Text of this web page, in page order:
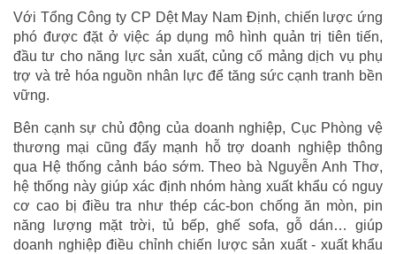
Với Tổng Công ty CP Dệt May Nam Định, chiến lược ứng
phó được đặt ở việc áp dụng mô hình quản trị tiên tiến,
đầu tư cho năng lực sản xuất, củng cố mảng dịch vụ phụ
trợ và trẻ hóa nguồn nhân lực để tăng sức cạnh tranh bền
vững.
Bên cạnh sự chủ động của doanh nghiệp, Cục Phòng vệ
thương mại cũng đẩy mạnh hỗ trợ doanh nghiệp thông
qua Hệ thống cảnh báo sớm. Theo bà Nguyễn Anh Thơ,
hệ thống này giúp xác định nhóm hàng xuất khẩu có nguy
cơ cao bị điều tra như thép các-bon chống ăn mòn, pin
năng lượng mặt trời, tủ bếp, ghế sofa, gỗ dán… giúp
doanh nghiệp điều chỉnh chiến lược sản xuất - xuất khẩu